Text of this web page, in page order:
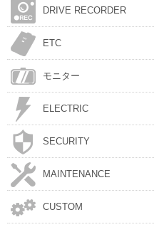
DRIVE RECORDER
ETC
モニター
ELECTRIC
SECURITY
MAINTENANCE
CUSTOM